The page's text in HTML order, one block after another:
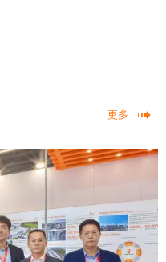
更多 